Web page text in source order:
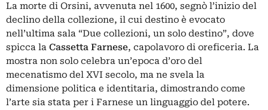
La morte di Orsini, avvenuta nel 1600, segnò l’inizio del
declino della collezione, il cui destino è evocato
nell’ultima sala “Due collezioni, un solo destino”, dove
spicca la Cassetta Farnese, capolavoro di oreficeria. La
mostra non solo celebra un’epoca d’oro del
mecenatismo del XVI secolo, ma ne svela la
dimensione politica e identitaria, dimostrando come
l’arte sia stata per i Farnese un linguaggio del potere.